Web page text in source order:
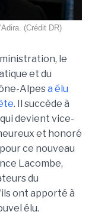
(Crédit DR)
le
et du
Alpesa élu
. Il succède à
devient vice-
et honoré
ce nouveau
Lacombe,
du
ont apporté à
élu.